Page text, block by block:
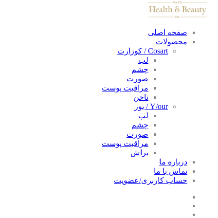
صفحه اصلی
محصولات
Cosart / کوزارت
لب
چشم
صورت
مراقبت پوست
ناخن
Y/our / یور
لب
چشم
صورت
مراقبت پوست
براش
درباره ما
تماس با ما
حساب کاربری/عضویت